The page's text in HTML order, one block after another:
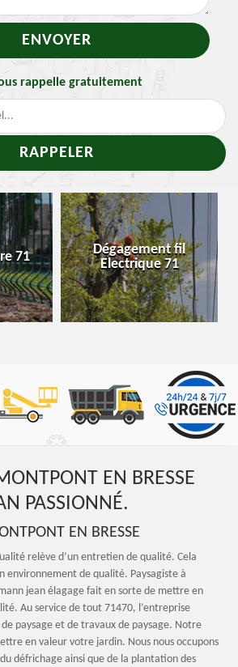
rappelle gratuitement
71
Dégagement fil
Electrique 71
EN BRESSE
PASSIONNÉ.
EN BRESSE
relève d’un entretien de qualité. Cela
environnement de qualité. Paysagiste à
jean élagage fait en sorte de mettre en
Au service de tout 71470, l’entreprise
paysage et de travaux de paysage. Notre
en valeur votre jardin. Nous nous occupons
défrichage ainsi que de la plantation des